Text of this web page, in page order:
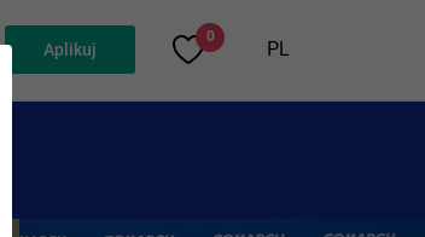
Aplikuj
0
PL